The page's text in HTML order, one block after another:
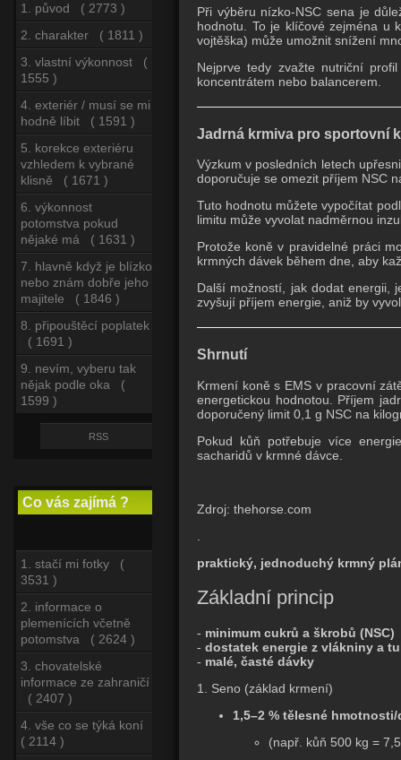
1. původ ( 2773 )
2. charakter ( 1811 )
3. vlastní výkonnost (
1555 )
4. exteriér / musí se mi
hodně líbit ( 1591 )
5. korekce exteriéru
vzhledem k vybrané
klisně ( 1671 )
6. výkonnost
potomstva pokud
nějaké má ( 1631 )
7. hlavně když je blízko
nebo znám dobře jeho
majitele ( 1846 )
8. připouštěcí poplatek
( 1691 )
9. nevím, vyberu tak
nějak podle oka (
1599 )
RSS
Co vás zajímá ?
1. stačí mi fotky (
3531 )
2. informace o
plemenících včetně
potomstva ( 2624 )
3. chovatelské
informace ze zahraničí
( 2407 )
4. vše co se týká koní
( 2114 )
Při výběru nízko-NSC sena je
hodnotu. To je klíčové zejména u
vojtěška) může umožnit snížení
Nejprve tedy zvažte nutriční
koncentrátem nebo balancerem.
Jadrná krmiva pro sportovní
Výzkum v posledních letech
doporučuje se omezit příjem NSC
Tuto hodnotu můžete vypočítat
limitu může vyvolat nadměrnou
Protože koně v pravidelné práci
krmných dávek během dne, aby
Další možností, jak dodat energii,
zvyšují příjem energie, aniž by
Shrnutí
Krmení koně s EMS v pracovní
energetickou hodnotou. Příjem
doporučený limit 0,1 g NSC na
Pokud kůň potřebuje více
sacharidů v krmné dávce.
Zdroj: thehorse.com
praktický, jednoduchý krmný
Základní princip
- minimum cukrů a škrobů (NSC)
- dostatek energie z vlákniny a
- malé, časté dávky
1. Seno (základ krmení)
1,5–2 % tělesné hmotnosti/
(např. kůň 500 kg =